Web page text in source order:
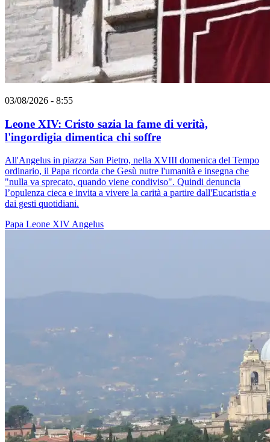
03/08/2026 - 8:55
Leone XIV: Cristo sazia la fame di verità,
l'ingordigia dimentica chi soffre
All'Angelus in piazza San Pietro, nella XVIII domenica del Tempo
ordinario, il Papa ricorda che Gesù nutre l'umanità e insegna che
"nulla va sprecato, quando viene condiviso". Quindi denuncia
l’opulenza cieca e invita a vivere la carità a partire dall'Eucaristia e
dai gesti quotidiani.
Papa Leone XIVAngelus